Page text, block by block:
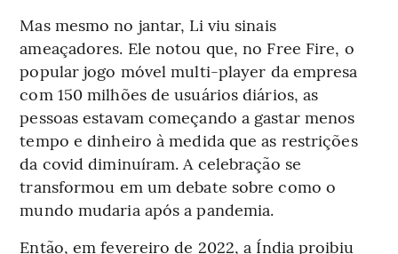
Mas mesmo no jantar, Li viu sinais
ameaçadores. Ele notou que, no Free Fire, o
popular jogo móvel multi-player da empresa
com 150 milhões de usuários diários, as
pessoas estavam começando a gastar menos
tempo e dinheiro à medida que as restrições
da covid diminuíram. A celebração se
transformou em um debate sobre como o
mundo mudaria após a pandemia.
Então, em fevereiro de 2022, a Índia proibiu